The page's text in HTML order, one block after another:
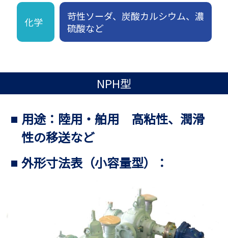
化学
苛性ソーダ、炭酸カルシウム、濃
硫酸など
NPH型
用途：陸用・舶用 高粘性、潤滑
性の移送など
外形寸法表（小容量型）：